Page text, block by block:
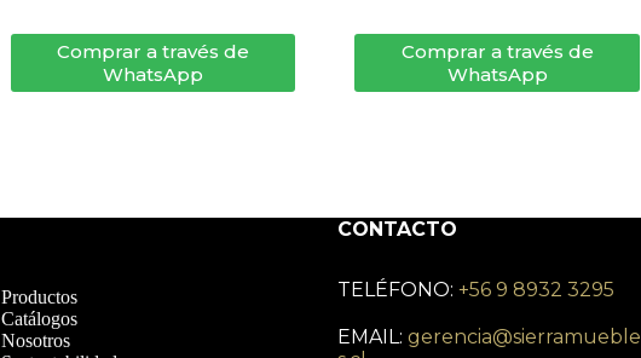
Comprar a través de
WhatsApp
Comprar a través de
WhatsApp
Productos
Catálogos
Nosotros
CONTACTO
TELÉFONO: +56 9 8932 3295
EMAIL: gerencia@sierramueble